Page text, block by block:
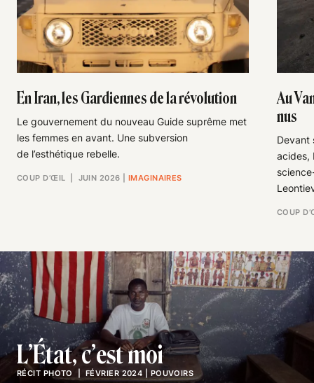
En Iran, les Gardiennes de la révolution
Le gouvernement du nouveau Guide suprême met
les femmes en avant. Une subversion
de l’esthétique rebelle.
COUP D’ŒIL | JUIN 2026 IMAGINAIRES
Au
nus
Devant
acides,
COUP
RÉCIT PHOTO | FÉVRIER 2024 POUVOIRS
L’État, c’est moi